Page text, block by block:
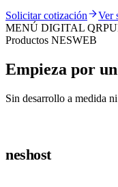
Solicitar cotización
Ver
MENÚ DIGITAL QR
Productos NESWEB
Empieza por
Sin desarrollo a medida
neshost